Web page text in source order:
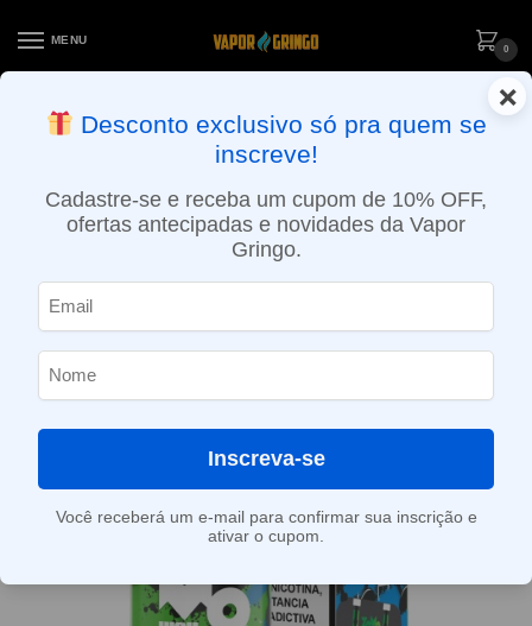
MENU
0
ENTREGA NO MESMO DIA EM SÃO PAULO (SEG A SEX): PEDIDOS
APROVADOS ATÉ 15:30 VIA MOTOBOY
×
Desconto exclusivo só pra quem se
inscreve!
Cadastre-se e receba um cupom de 10% OFF,
ofertas antecipadas e novidades da Vapor
Gringo.
Inscreva-se
Você receberá um e-mail para confirmar sua inscrição e
ativar o cupom.